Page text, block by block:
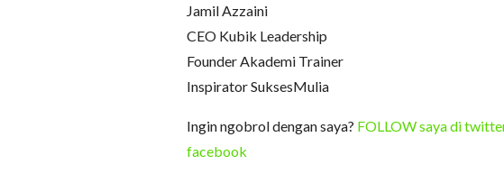
Jamil Azzaini
CEO Kubik Leadership
Founder Akademi Trainer
Inspirator SuksesMulia
Ingin ngobrol dengan saya? FOLLOW saya di
facebook